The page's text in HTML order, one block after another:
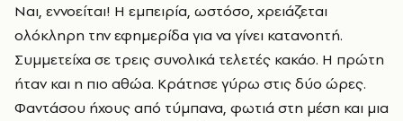
Ναι, εννοείται! Η εμπειρία, ωστόσο, χρειάζεται
ολόκληρη την εφημερίδα για να γίνει κατανοητή.
Συμμετείχα σε τρεις συνολικά τελετές κακάο. Η πρώτη
ήταν και η πιο αθώα. Κράτησε γύρω στις δύο ώρες.
Φαντάσου ήχους από τύμπανα, φωτιά στη μέση και μια